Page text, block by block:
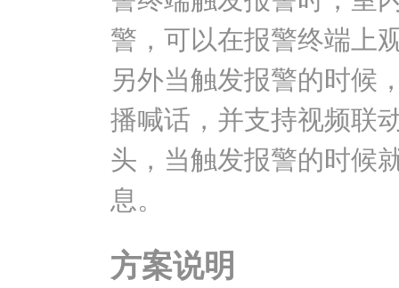
警，可以在报警终端上
另外当触发报警的时候
播喊话，并支持视频联
头，当触发报警的时候
息。
方案说明